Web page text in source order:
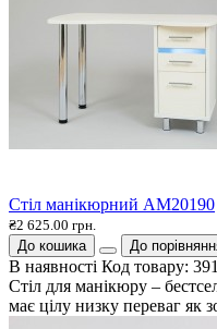
Стіл манікюрний AM20190
₴2 625.00 грн.
До кошика
До
В наявності Код товару:
Стіл для манікюру –
має цілу низку переваг як